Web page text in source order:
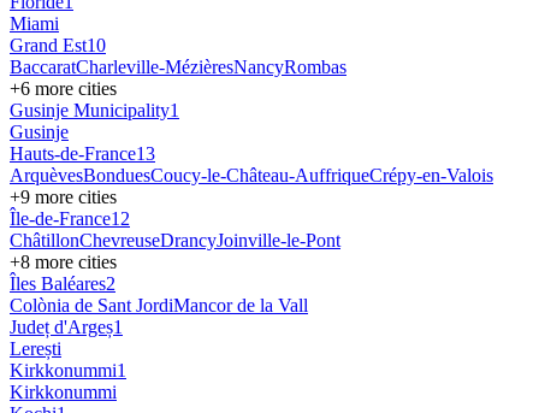
Miami
Grand Est10
BaccaratCharleville-MézièresNancyRombas
+6 more cities
Gusinje Municipality1
Gusinje
Hauts-de-France13
ArquèvesBonduesCoucy-le-Château-AuffriqueCrépy-en-Valois
+9 more cities
Île-de-France12
ChâtillonChevreuseDrancyJoinville-le-Pont
+8 more cities
Îles Baléares2
Colònia de Sant JordiMancor de la Vall
Județ d'Argeș1
Lerești
Kirkkonummi1
Kirkkonummi